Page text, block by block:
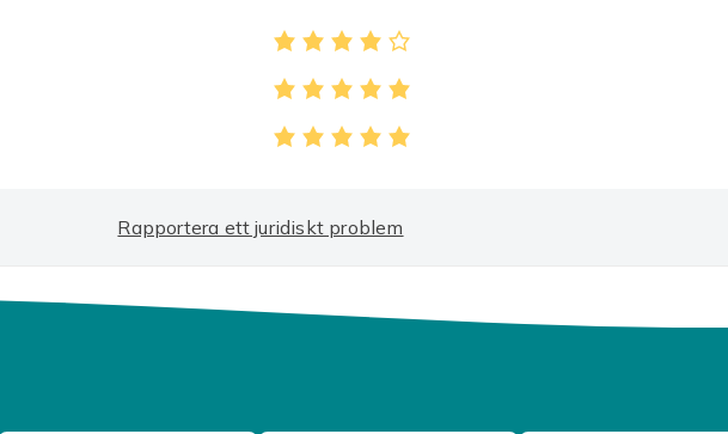
musiker, är våra nylonsträngar i GA-
till nya höjder. Med kvalitetstoner och
musik med förtroende och glädje.
knappen och den håller sig på plats.
sätt tillbaka pluggen för en prisvärd
snabbbyxor.Rapportera ett juridiskt problem